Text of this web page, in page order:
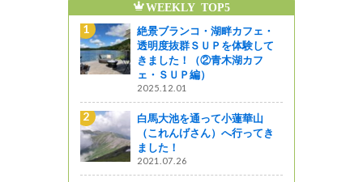
MONTHLY TOP5
絶景ブランコ・湖畔カフェ・
透明度抜群ＳＵＰを体験して
きました！（②青木湖カフ
ェ・ＳＵＰ編）
2025.12.01
白馬大池を通って小蓮華山
（これんげさん）へ行ってき
ました！
2021.07.26